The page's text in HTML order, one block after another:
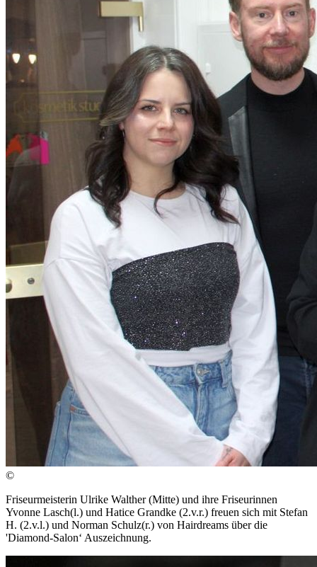
©
Friseurmeisterin Ulrike Walther (Mitte) und ihre Friseurinnen
Yvonne Lasch(l.) und Hatice Grandke (2.v.r.) freuen sich mit Stefan
H. (2.v.l.) und Norman Schulz(r.) von Hairdreams über die
'Diamond-Salon‘ Auszeichnung.